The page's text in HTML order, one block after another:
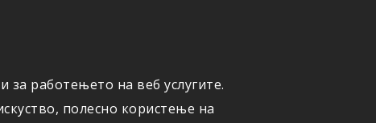
работењето на веб услугите.
полесно користење на
ОНЛАЈН ПРИЈАВИ ШТЕТА